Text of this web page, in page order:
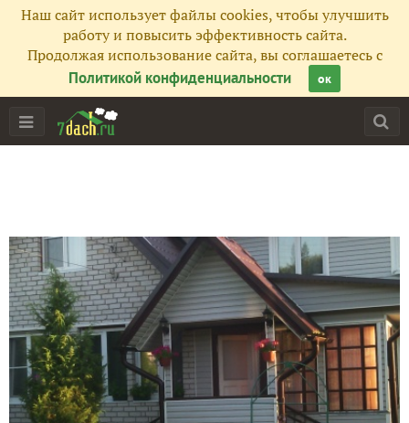
Наш сайт использует файлы cookies, чтобы улучшить
работу и повысить эффективность сайта.
Продолжая использование сайта, вы соглашаетесь с
Политикой конфиденциальности
ок
Главная
Фото 9
Сейчас обсуждают
Ландшафтный дизайн. Хвойные растения. Ч. 4. Желтеет